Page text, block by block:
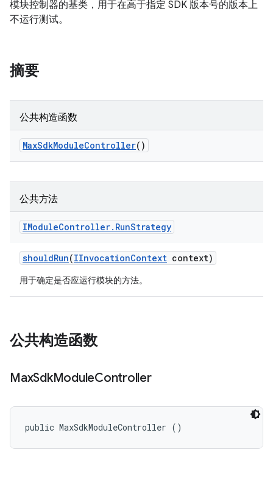
模块控制器的基类，用于在高于指定 SDK 版本号的版本上
不运行测试。
摘要
公共构造函数
MaxSdkModuleController()
公共方法
IModuleController. RunStrategy
shouldRun(IInvocationContext context)
用于确定是否应运行模块的方法。
公共构造函数
MaxSdkModuleController
public MaxSdkModuleController ()